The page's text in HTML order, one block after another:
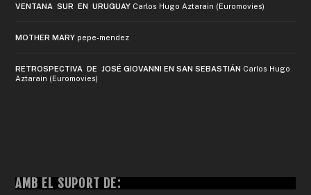
VENTANA SUR EN URUGUAY Carlos Hugo Aztarain (Euromovies)
MOTHER MARY pepe-mendez
RETROSPECTIVA DE JOSÉ GIOVANNI EN SAN SEBASTIÁN Carlos Hugo
Aztarain (Euromovies)
AMB EL SUPORT DE: